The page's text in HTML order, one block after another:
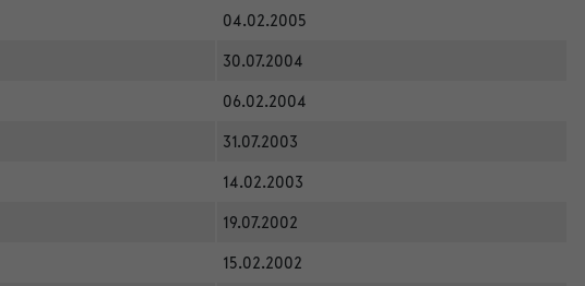
04.02.2005
30.07.2004
06.02.2004
31.07.2003
14.02.2003
19.07.2002
15.02.2002